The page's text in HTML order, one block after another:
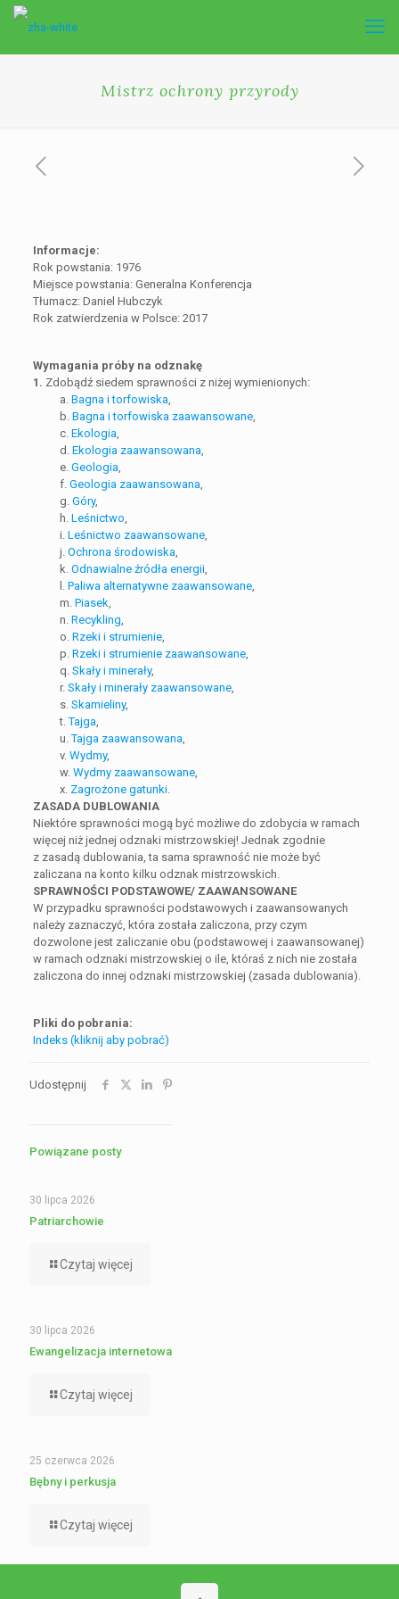
Mistrz ochrony przyrody
Informacje:
Rok powstania: 1976
Miejsce powstania: Generalna Konferencja
Tłumacz: Daniel Hubczyk
Rok zatwierdzenia w Polsce: 2017
Wymagania próby na odznakę
1. Zdobądź siedem sprawności z niżej wymienionych:
a. Bagna i torfowiska,
b. Bagna i torfowiska zaawansowane,
c. Ekologia,
d. Ekologia zaawansowana,
e. Geologia,
f. Geologia zaawansowana,
g. Góry,
h. Leśnictwo,
i. Leśnictwo zaawansowane,
j. Ochrona środowiska,
k. Odnawialne źródła energii,
l. Paliwa alternatywne zaawansowane,
m. Piasek,
n. Recykling,
o. Rzeki i strumienie,
p. Rzeki i strumienie zaawansowane,
q. Skały i minerały,
r. Skały i minerały zaawansowane,
s. Skamieliny,
t.Tajga,
u.Tajga zaawansowana,
v. Wydmy,
w. Wydmy zaawansowane,
x. Zagrożone gatunki.
ZASADA DUBLOWANIA
Niektóre sprawności mogą być możliwe do zdobycia w ramach
więcej niż jednej odznaki mistrzowskiej! Jednak zgodnie
z zasadą dublowania, ta sama sprawność nie może być
zaliczana na konto kilku odznak mistrzowskich.
SPRAWNOŚCI PODSTAWOWE/ ZAAWANSOWANE
W przypadku sprawności podstawowych i zaawansowanych
należy zaznaczyć, która została zaliczona, przy czym
dozwolone jest zaliczanie obu (podstawowej i zaawansowanej)
w ramach odznaki mistrzowskiej o ile, któraś z nich nie została
zaliczona do innej odznaki mistrzowskiej (zasada dublowania).
Pliki do pobrania:
Indeks (kliknij aby pobrać)
Udostępnij
Powiązane posty
30 lipca 2026
Patriarchowie
Czytaj więcej
30 lipca 2026
Ewangelizacja internetowa
Czytaj więcej
25 czerwca 2026
Bębny i perkusja
Czytaj więcej